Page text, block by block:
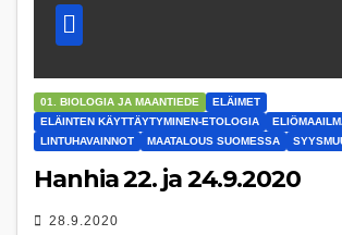
01. BIOLOGIA JA MAANTIEDE
ELÄIMET
ELÄINTEN KÄYTTÄYTYMINEN-ETOLOGIA
LINTUHAVAINNOT
MAATALOUS SUOMESSA
Hanhia 22. ja 24.9.2020
28.9.2020